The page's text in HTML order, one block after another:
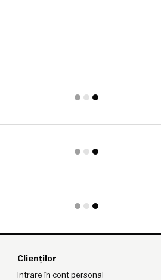
Clienților
Intrare în cont personal